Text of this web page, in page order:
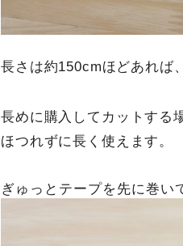
長さは約150cmほどあれば
長めに購入してカットする
ほつれずに長く使えます。
ぎゅっとテープを先に巻い